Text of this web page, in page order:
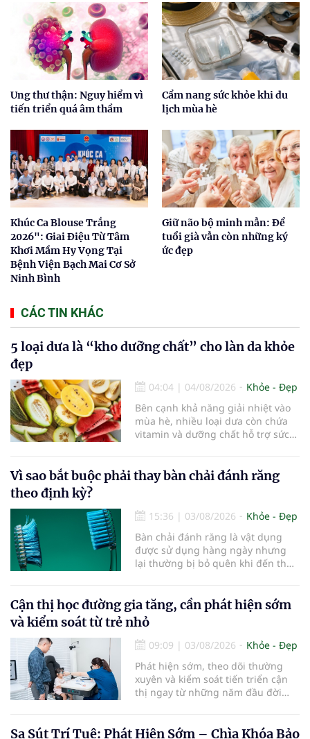
Ung thư thận: Nguy hiểm vì
tiến triển quá âm thầm
Cẩm nang sức khỏe khi du
lịch mùa hè
Khúc Ca Blouse Trắng
2026": Giai Điệu Từ Tâm
Khơi Mầm Hy Vọng Tại
Bệnh Viện Bạch Mai Cơ Sở
Ninh Bình
Giữ não bộ minh mẫn: Để
tuổi già vẫn còn những ký
ức đẹp
CÁC TIN KHÁC
5 loại dưa là “kho dưỡng chất” cho làn da khỏe
đẹp
04:04 | 04/08/2026
Khỏe - Đẹp
Bên cạnh khả năng giải nhiệt vào
mùa hè, nhiều loại dưa còn chứa
vitamin và dưỡng chất hỗ trợ sức
Vì sao bắt buộc phải thay bàn chải đánh răng
theo định kỳ?
15:36 | 03/08/2026
Khỏe - Đẹp
Bàn chải đánh răng là vật dụng
được sử dụng hàng ngày nhưng
lại thường bị bỏ quên khi đến thời
bàn chải quá lâu có thể làm giảm
hiệu quả làm sạch và ảnh hưởng
đến sức khỏe răng miệng...
Cận thị học đường gia tăng, cần phát hiện sớm
và kiểm soát từ trẻ nhỏ
09:09 | 03/08/2026
Khỏe - Đẹp
Phát hiện sớm, theo dõi thường
xuyên và kiểm soát tiến triển cận
thị ngay từ những năm đầu đời
trẻ. Đây cũng là định hướng của
Sa Sút Trí Tuệ: Phát Hiện Sớm – Chìa Khóa Bảo